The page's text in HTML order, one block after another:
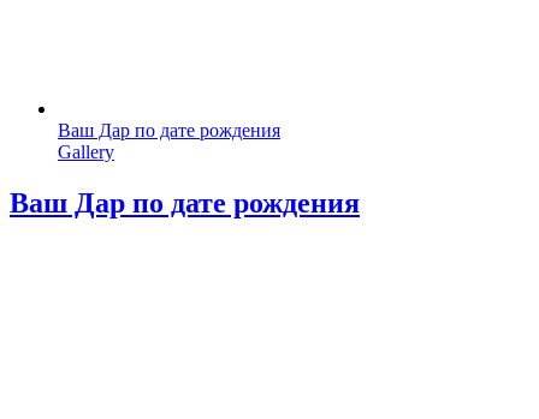
Ваш Дар по дате рождения
Gallery
Ваш Дар по дате рождения